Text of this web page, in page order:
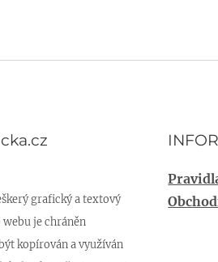
grafický a textový
je chráněn
kopírován a využíván